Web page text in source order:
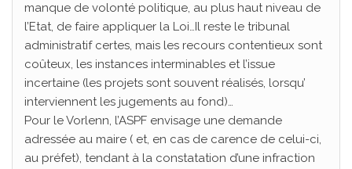
manque de volonté politique, au plus haut niveau de
l’Etat, de faire appliquer la Loi…Il reste le tribunal
administratif certes, mais les recours contentieux sont
coûteux, les instances interminables et l’issue
incertaine (les projets sont souvent réalisés, lorsqu’
interviennent les jugements au fond)…
Pour le Vorlenn, l’ASPF envisage une demande
adressée au maire ( et, en cas de carence de celui-ci,
au préfet), tendant à la constatation d’une infraction